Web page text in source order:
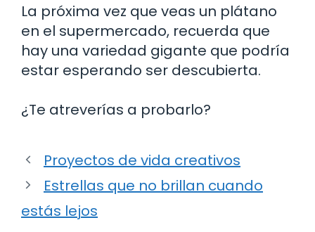
La próxima vez que veas un plátano
en el supermercado, recuerda que
hay una variedad gigante que podría
estar esperando ser descubierta.
¿Te atreverías a probarlo?
Proyectos de vida creativos
Estrellas que no brillan cuando
estás lejos